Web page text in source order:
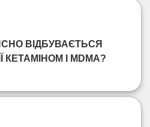
ВІДБУВАЄТЬСЯ
КЕТАМІНОМ І MDMA?